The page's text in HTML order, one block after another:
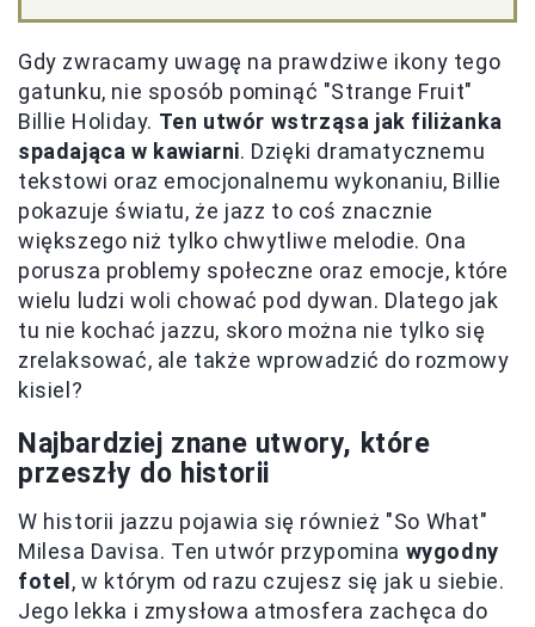
Gdy zwracamy uwagę na prawdziwe ikony tego
gatunku, nie sposób pominąć "Strange Fruit"
Billie Holiday. Ten utwór wstrząsa jak filiżanka
spadająca w kawiarni. Dzięki dramatycznemu
tekstowi oraz emocjonalnemu wykonaniu, Billie
pokazuje światu, że jazz to coś znacznie
większego niż tylko chwytliwe melodie. Ona
porusza problemy społeczne oraz emocje, które
wielu ludzi woli chować pod dywan. Dlatego jak
tu nie kochać jazzu, skoro można nie tylko się
zrelaksować, ale także wprowadzić do rozmowy
kisiel?
Najbardziej znane utwory, które
przeszły do historii
W historii jazzu pojawia się również "So What"
Milesa Davisa. Ten utwór przypomina wygodny
fotel , w którym od razu czujesz się jak u siebie.
Jego lekka i zmysłowa atmosfera zachęca do